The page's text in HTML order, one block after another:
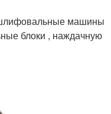
машины
блоки , наждачную